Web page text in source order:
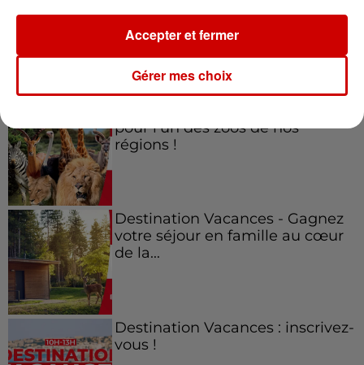
festival Marché Gourmand 2026
à Coulon !
pour l'un des zoos de nos
régions !
Destination Vacances - Gagnez
votre séjour en famille au cœur
de la...
Destination Vacances : inscrivez-
vous !
Gérer mes choix
Accepter et fermer